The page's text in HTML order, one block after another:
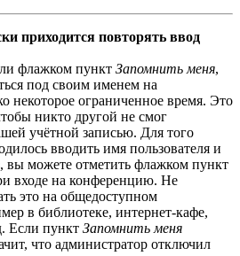
приходится повторять ввод
флажком пункт Запомнить меня,
под своим именем на
некоторое ограниченное время. Это
никто другой не смог
учётной записью. Для того
вводить имя пользователя и
вы можете отметить флажком пункт
входе на конференцию. Не
это на общедоступном
в библиотеке, интернет-кафе,
Если пункт Запомнить меня
что администратор отключил